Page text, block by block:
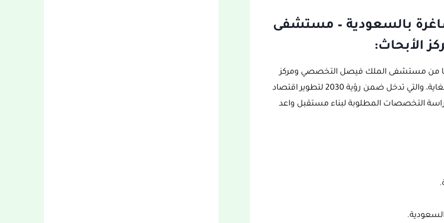
بالسعودية – مستشفى
الأبحاث:
من مستشفى الملك فيصل التخصصي ومركز
الأبحاث، غنية بالمعلومات والتفاصيل ومحفزة للغاية، والتي تدخل ضمن رؤية 2030 لتطوير اقتصاد
التخصصات المطلوبة لبناء مستقبل واعد